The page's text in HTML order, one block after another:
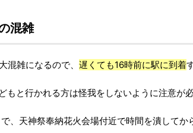
混雑
混雑になるので、 遅くても16時前に駅に到着
と行かれる方は怪我をしないように注意が必
、天神祭奉納花火会場付近で時間を潰してか